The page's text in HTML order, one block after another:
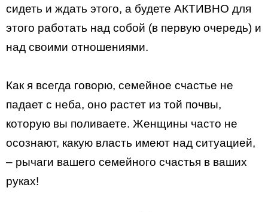
сидеть и ждать этого, а будете АКТИВНО для
этого работать над собой (в первую очередь) и
над своими отношениями.
Как я всегда говорю, семейное счастье не
падает с неба, оно растет из той почвы,
которую вы поливаете. Женщины часто не
осознают, какую власть имеют над ситуацией,
– рычаги вашего семейного счастья в ваших
руках!